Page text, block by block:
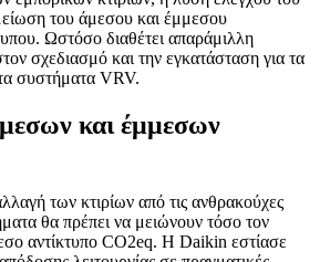
του άμεσου και έμμεσου
Ωστόσο διαθέτει απαράμιλλη
σχεδιασμό και την εγκατάσταση για τα
συστήματα VRV.
και έμμεσων
των κτιρίων από τις ανθρακούχες
θα πρέπει να μειώνουν τόσο τον
αντίκτυπο CO2eq. Η Daikin εστίασε